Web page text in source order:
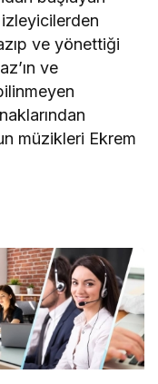
ve yönettiği
ve
müzikleri Ekrem